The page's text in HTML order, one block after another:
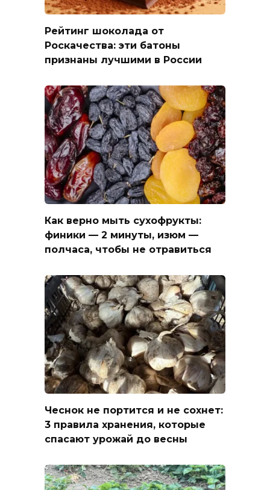
Рейтинг шоколада от
Роскачества: эти батоны
признаны лучшими в России
Как верно мыть сухофрукты:
финики — 2 минуты, изюм —
полчаса, чтобы не отравиться
Чеснок не портится и не сохнет:
3 правила хранения, которые
спасают урожай до весны